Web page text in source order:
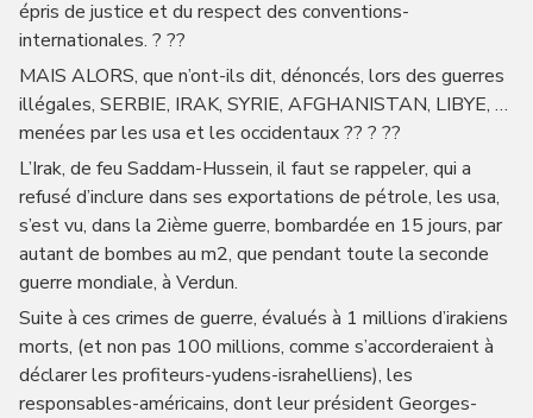
épris de justice et du respect des conventions-
internationales. ? ??
MAIS ALORS, que n’ont-ils dit, dénoncés, lors des guerres
illégales, SERBIE, IRAK, SYRIE, AFGHANISTAN, LIBYE, …
menées par les usa et les occidentaux ?? ? ??
L’Irak, de feu Saddam-Hussein, il faut se rappeler, qui a
refusé d’inclure dans ses exportations de pétrole, les usa,
s’est vu, dans la 2ième guerre, bombardée en 15 jours, par
autant de bombes au m2, que pendant toute la seconde
guerre mondiale, à Verdun.
Suite à ces crimes de guerre, évalués à 1 millions d’irakiens
morts, (et non pas 100 millions, comme s’accorderaient à
déclarer les profiteurs-yudens-israhelliens), les
responsables-américains, dont leur président Georges-